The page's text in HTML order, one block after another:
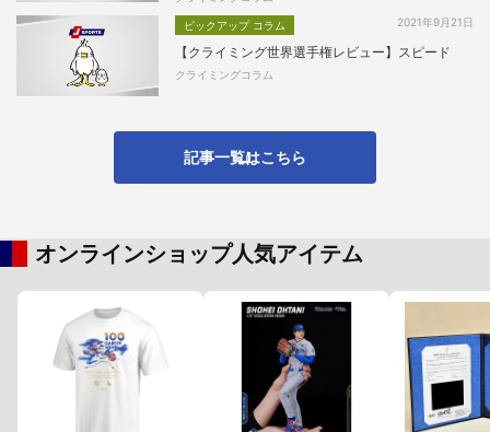
ピックアップ コラム 2021年9月21日
【クライミング世界選手権レビュー】スピード
クライミングコラム
記事一覧はこちら
オンラインショップ人気アイテム